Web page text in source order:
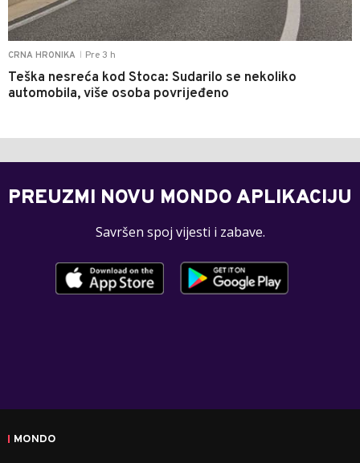
CRNA HRONIKA Pre 3 h
Teška nesreća kod Stoca: Sudarilo se nekoliko
automobila, više osoba povrijeđeno
PREUZMI NOVU MONDO APLIKACIJU
Savršen spoj vijesti i zabave.
MONDO